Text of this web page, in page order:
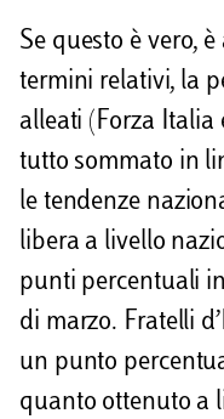
Se questo è vero,
termini relativi, la
alleati (Forza Italia
tutto sommato in
le tendenze
libera a livello
punti percentuali
di marzo. Fratelli
un punto
quanto ottenuto a